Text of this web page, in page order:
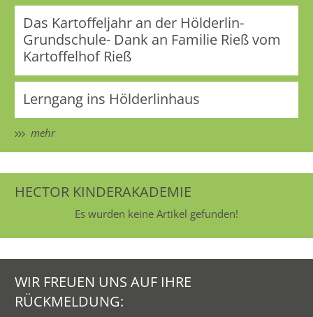
Das Kartoffeljahr an der Hölderlin-
Grundschule- Dank an Familie Rieß vom
Kartoffelhof Rieß
Lerngang ins Hölderlinhaus
mehr
HECTOR KINDERAKADEMIE
Es wurden keine Artikel gefunden!
WIR FREUEN UNS AUF IHRE
RÜCKMELDUNG: